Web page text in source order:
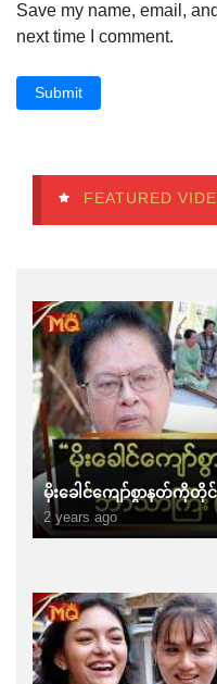
Save my name, email,
next time I comment.
Submit
FEATURED
မိုးခေါင်ကျော်စွာနတ်ကိုတို
2 years ago